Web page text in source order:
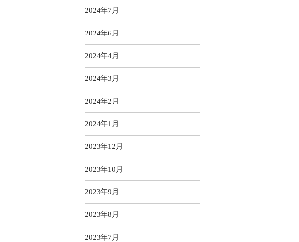
2024年7月
2024年6月
2024年4月
2024年3月
2024年2月
2024年1月
2023年12月
2023年10月
2023年9月
2023年8月
2023年7月